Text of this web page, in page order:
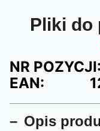
Pliki do
NR POZYCJI:
EAN:
Opis